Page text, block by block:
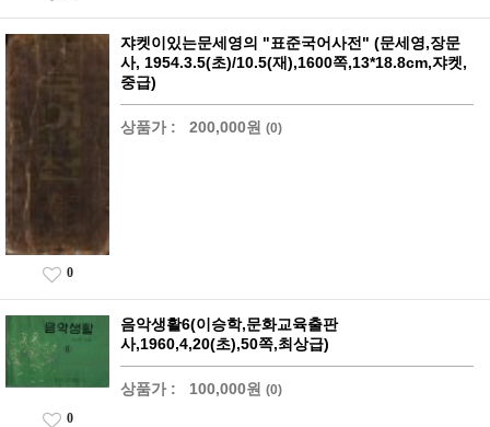
쟈켓이있는문세영의 "표준국어사전" (문세영,장문
사, 1954.3.5(초)/10.5(재),1600쪽,13*18.8cm,쟈켓,
중급)
상품가 : 200,000원 (0)
0
음악생활6(이승학,문화교육출판
사,1960,4,20(초),50쪽,최상급)
상품가 : 100,000원 (0)
0